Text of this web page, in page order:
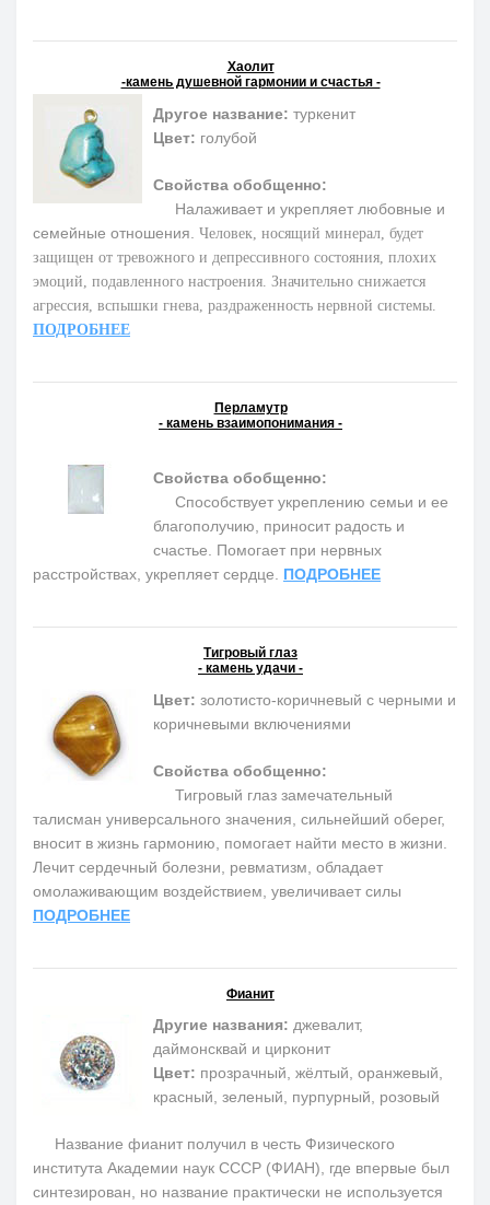
Хаолит
-камень душевной гармонии и счастья -
Другое название: туркенит
Цвет: голубой
Свойства обобщенно:
Налаживает и укрепляет любовные и
семейные отношения. Человек, носящий минерал, будет
защищен от тревожного и депрессивного состояния, плохих
эмоций, подавленного настроения. Значительно снижается
агрессия, вспышки гнева, раздраженность нервной системы.
ПОДРОБНЕЕ
Перламутр
- камень взаимопонимания -
Свойства обобщенно:
Способствует укреплению семьи и ее
благополучию, приносит радость и
счастье. Помогает при нервных
расстройствах, укрепляет сердце. ПОДРОБНЕЕ
Тигровый глаз
- камень удачи -
Цвет: золотисто-коричневый с черными и
коричневыми включениями
Свойства обобщенно:
Тигровый глаз замечательный
талисман универсального значения, сильнейший оберег,
вносит в жизнь гармонию, помогает найти место в жизни.
Лечит сердечный болезни, ревматизм, обладает
омолаживающим воздействием, увеличивает силы
ПОДРОБНЕЕ
Фианит
Другие названия: джевалит,
даймонсквай и цирконит
Цвет: прозрачный, жёлтый, оранжевый,
красный, зеленый, пурпурный, розовый
Название фианит получил в честь Физического
института Академии наук СССР (ФИАН), где впервые был
синтезирован, но название практически не используется